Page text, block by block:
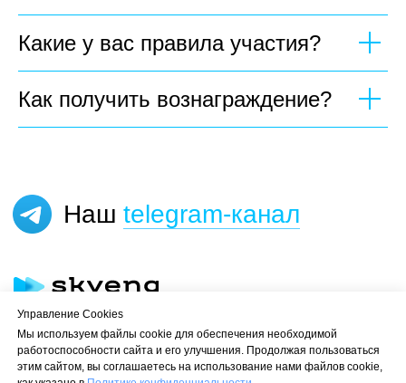
Какие у вас правила участия?
Как получить вознаграждение?
Управление Cookies
Мы используем файлы cookie для обеспечения необходимой
работоспособности сайта и его улучшения. Продолжая пользоваться
этим сайтом, вы соглашаетесь на использование нами файлов cookie,